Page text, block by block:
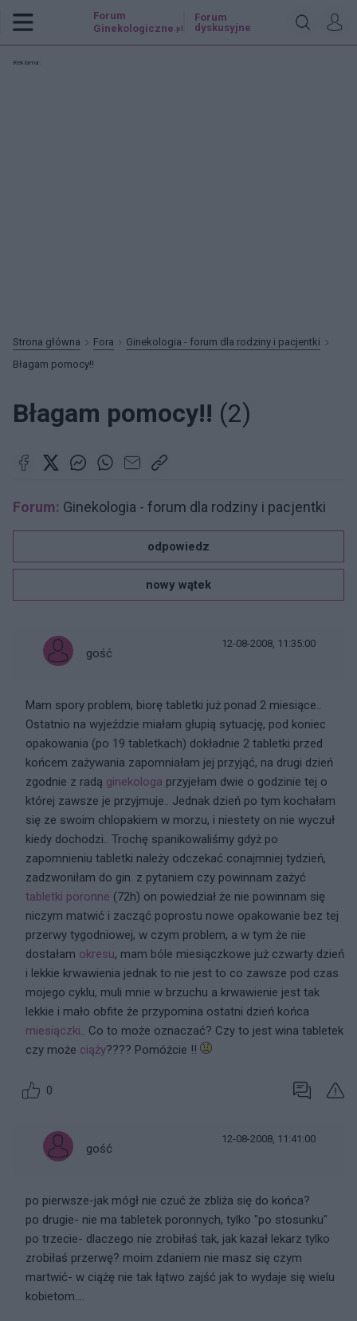
Forum
Ginekologiczne .pl
Forum
dyskusyjne
Reklama:
Strona główna Fora
Ginekologia - forum dla rodziny i pacjentki
Błagam pomocy!!
Błagam pomocy!! (2)
Forum: Ginekologia - forum dla rodziny i pacjentki
odpowiedz
nowy wątek
gość
12-08-2008, 11:35:00
Mam spory problem, biorę tabletki już ponad 2 miesiące..
Ostatnio na wyjeździe miałam głupią sytuację, pod koniec
opakowania (po 19 tabletkach) dokładnie 2 tabletki przed
końcem zażywania zapomniałam jej przyjąć, na drugi dzień
zgodnie z radą ginekologa przyjełam dwie o godzinie tej o
której zawsze je przyjmuje.. Jednak dzień po tym kochałam
się ze swoim chlopakiem w morzu, i niestety on nie wyczuł
kiedy dochodzi.. Trochę spanikowaliśmy gdyż po
zapomnieniu tabletki należy odczekać conajmniej tydzień,
zadzwoniłam do gin. z pytaniem czy powinnam zażyć
tabletki poronne (72h) on powiedział że nie powinnam się
niczym matwić i zacząć poprostu nowe opakowanie bez tej
przerwy tygodniowej, w czym problem, a w tym że nie
dostałam okresu, mam bóle miesiączkowe już czwarty dzień
i lekkie krwawienia jednak to nie jest to co zawsze pod czas
mojego cyklu, muli mnie w brzuchu a krwawienie jest tak
lekkie i mało obfite że przypomina ostatni dzień końca
miesiączki.. Co to może oznaczać? Czy to jest wina tabletek
czy może ciąży???? Pomóżcie !!
0
gość
12-08-2008, 11:41:00
po pierwsze-jak mógł nie czuć że zbliża się do końca?
po drugie- nie ma tabletek poronnych, tylko "po stosunku"
po trzecie- dlaczego nie zrobiłaś tak, jak kazał lekarz tylko
zrobiłaś przerwę? moim zdaniem nie masz się czym
martwić- w ciążę nie tak łątwo zajść jak to wydaje się wielu
kobietom....